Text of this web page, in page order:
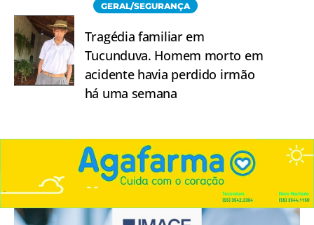
GERAL/SEGURANÇA
Tragédia familiar em
Tucunduva. Homem morto em
acidente havia perdido irmão
há uma semana